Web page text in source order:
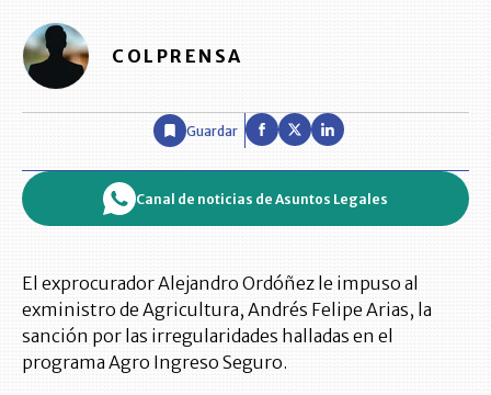
COLPRENSA
Guardar
Canal de noticias de Asuntos Legales
El exprocurador Alejandro Ordóñez le impuso al
exministro de Agricultura, Andrés Felipe Arias, la
sanción por las irregularidades halladas en el
programa Agro Ingreso Seguro.